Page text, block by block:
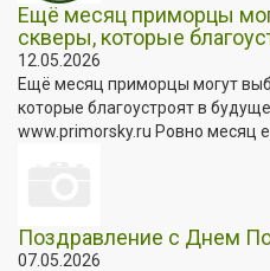
Ещё месяц приморцы
скверы, которые
12.05.2026
Ещё месяц приморцы могут
которые благоустроят в
www.primorsky.ru Ровно месяц
Поздравление с Днем
07.05.2026